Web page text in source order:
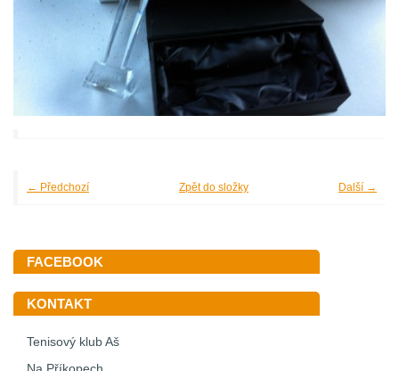
← Předchozí Další →
Zpět do složky
FACEBOOK
KONTAKT
Tenisový klub Aš